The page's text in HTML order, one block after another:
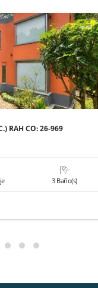
RAH CO: 26-969
3 Baño(s)